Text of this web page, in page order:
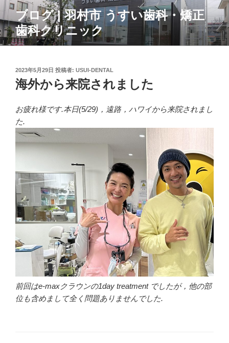
コ
ン
テ
ン
ブログ | 羽村市 うすい歯科・矯正
歯科クリニック
投
稿
日:
2023年5月29日 投稿者: USUI-DENTAL
海外から来院されました
お疲れ様です.本日(5/29)，遠路，ハワイから来院されまし
た.
前回はe-maxクラウンの1day treatment でしたが，他の部
位も含めまして全く問題ありませんでした.